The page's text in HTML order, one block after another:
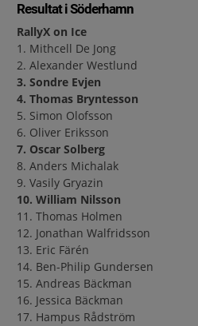
Resultat i Söderhamn
RallyX on Ice
1. Mithcell De Jong
2. Alexander Westlund
3. Sondre Evjen
4. Thomas Bryntesson
5. Simon Olofsson
6. Oliver Eriksson
7. Oscar Solberg
8. Anders Michalak
9. Vasily Gryazin
10. William Nilsson
11. Thomas Holmen
12. Jonathan Walfridsson
13. Eric Färén
14. Ben-Philip Gundersen
15. Andreas Bäckman
16. Jessica Bäckman
17. Hampus Rådström